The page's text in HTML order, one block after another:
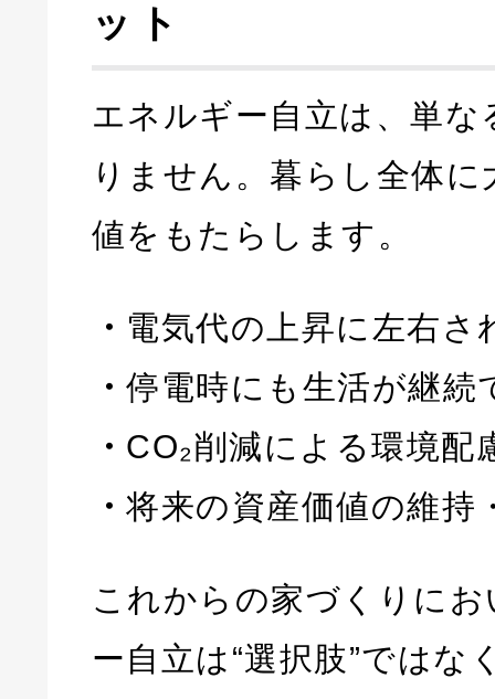
ット
エネルギー自立は、単
りません。暮らし全体
値をもたらします。
・ 電気代の上昇に左右さ
・ 停電時にも生活が継続
・ CO₂削減による環境配
・ 将来の資産価値の維持
これからの家づくりに
ー自立は“選択肢”ではな